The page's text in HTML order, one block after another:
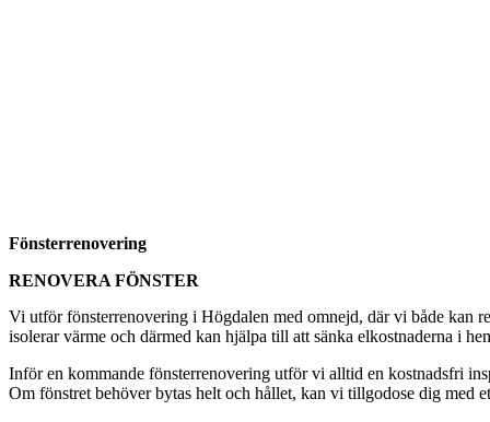
Fönsterrenovering
RENOVERA FÖNSTER
Vi utför fönsterrenovering i Högdalen med omnejd, där vi både kan
isolerar värme och därmed kan hjälpa till att sänka elkostnaderna i
Inför en kommande fönsterrenovering utför vi alltid en kostnadsfri
Om fönstret behöver bytas helt och hållet, kan vi tillgodose dig med